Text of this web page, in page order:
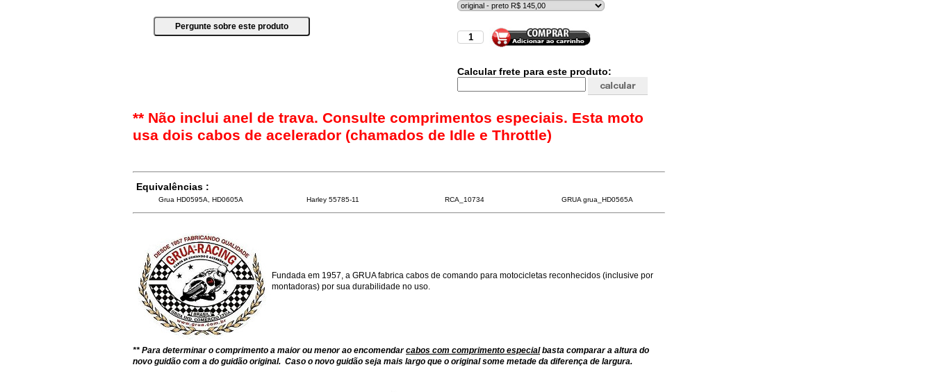
Calcular frete para este produto:
** Não inclui anel de trava. Consulte comprimentos especiais. Esta moto
usa dois cabos de acelerador (chamados de Idle e Throttle)
Equivalências :
Grua HD0595A, HD0605A Harley 55785-11 RCA_10734 GRUA grua_HD0565A
Fundada em 1957, a GRUA fabrica cabos de comando para motocicletas reconhecidos (inclusive por
montadoras) por sua durabilidade no uso.
** Para determinar o comprimento a maior ou menor ao encomendarcabos com comprimento especialbasta comparar a altura do
novo guidão com a do guidão original. Caso o novo guidão seja mais largo que o original some metade da diferença de largura.